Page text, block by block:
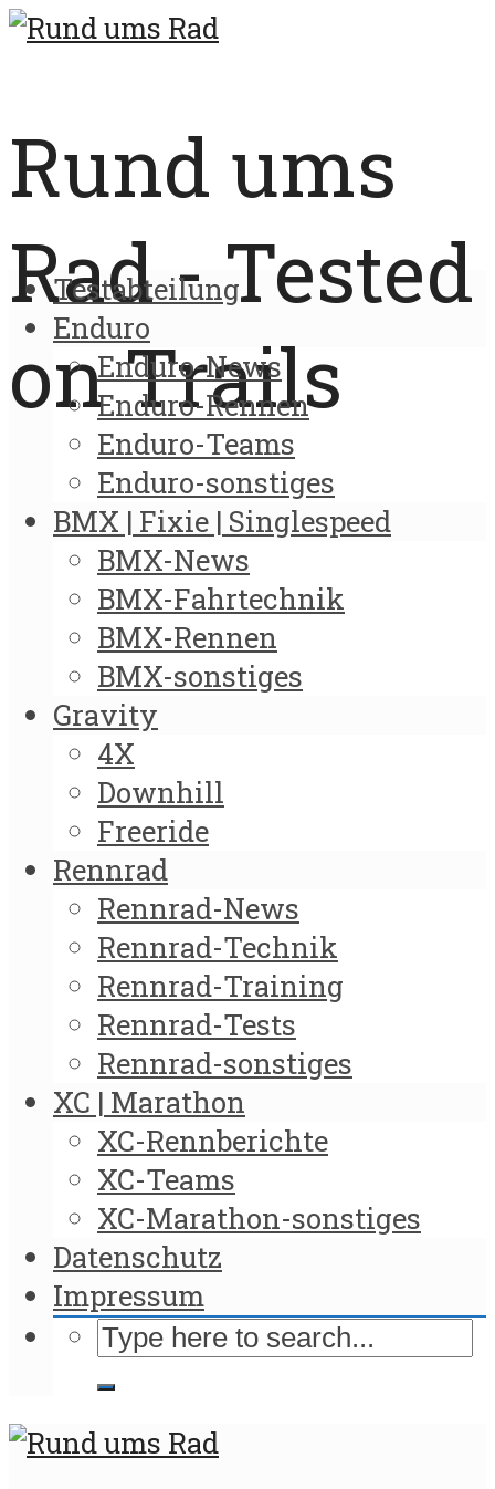
Rund ums
Rad - Tested
on Trails
Testabteilung
Enduro
Enduro-News
Enduro-Rennen
Enduro-Teams
Enduro-sonstiges
BMX | Fixie | Singlespeed
BMX-News
BMX-Fahrtechnik
BMX-Rennen
BMX-sonstiges
Gravity
4X
Downhill
Freeride
Rennrad
Rennrad-News
Rennrad-Technik
Rennrad-Training
Rennrad-Tests
Rennrad-sonstiges
XC | Marathon
XC-Rennberichte
XC-Teams
XC-Marathon-sonstiges
Datenschutz
Impressum